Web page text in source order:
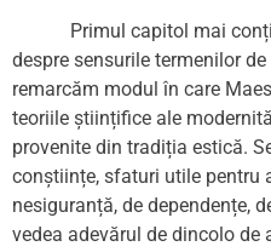
Primul capitol mai
despre sensurile termenilor de
remarcăm modul în care
teoriile științifice ale
provenite din tradiția estică.
conștiințe, sfaturi utile pentru
nesiguranță, de dependențe,
vedea adevărul de dincolo de